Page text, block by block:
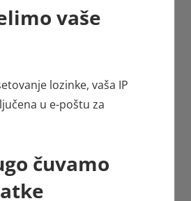
vaše
lozinke, vaša IP
u e-poštu za
čuvamo